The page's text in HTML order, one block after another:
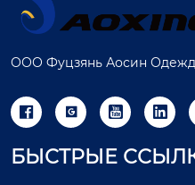
ООО Фуцзянь Аосин
   
БЫСТРЫЕ